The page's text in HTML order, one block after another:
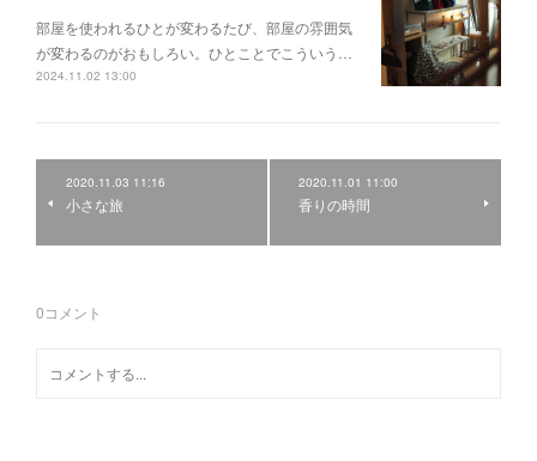
部屋を使われるひとが変わるたび、部屋の雰囲気
が変わるのがおもしろい。ひとことでこういう…
2024.11.02 13:00
2020.11.03 11:16
小さな旅
2020.11.01 11:00
香りの時間
0コメント